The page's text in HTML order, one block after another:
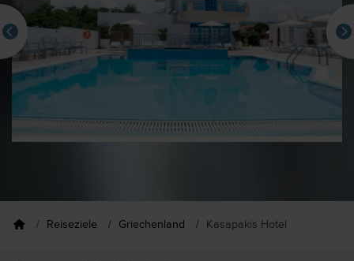
Reiseziele Griechenland Kasapakis Hotel